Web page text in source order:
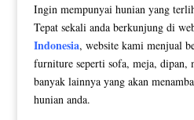
Ingin mempunyai hunian yang
Tepat sekali anda berkunjung di
Indonesia, website kami menjual
furniture seperti sofa, meja, dipan,
banyak lainnya yang akan
hunian anda.